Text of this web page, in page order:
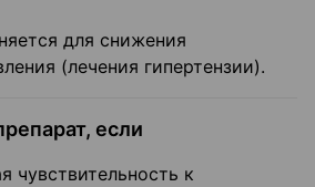
для снижения
(лечения гипертензии).
если
чувствительность к